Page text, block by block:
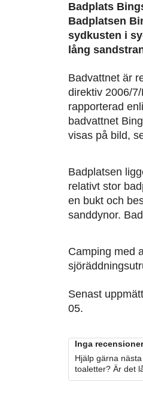
Badplats
Badplatsen
sydkusten i
lång
Badvattnet är
direktiv 2006/
rapporterad
badvattnet
visas på bild,
Badplatsen
relativt stor
en bukt och
sanddynor.
Camping med
Senast
05.
Inga
Hjälp gärna
toaletter? Är det